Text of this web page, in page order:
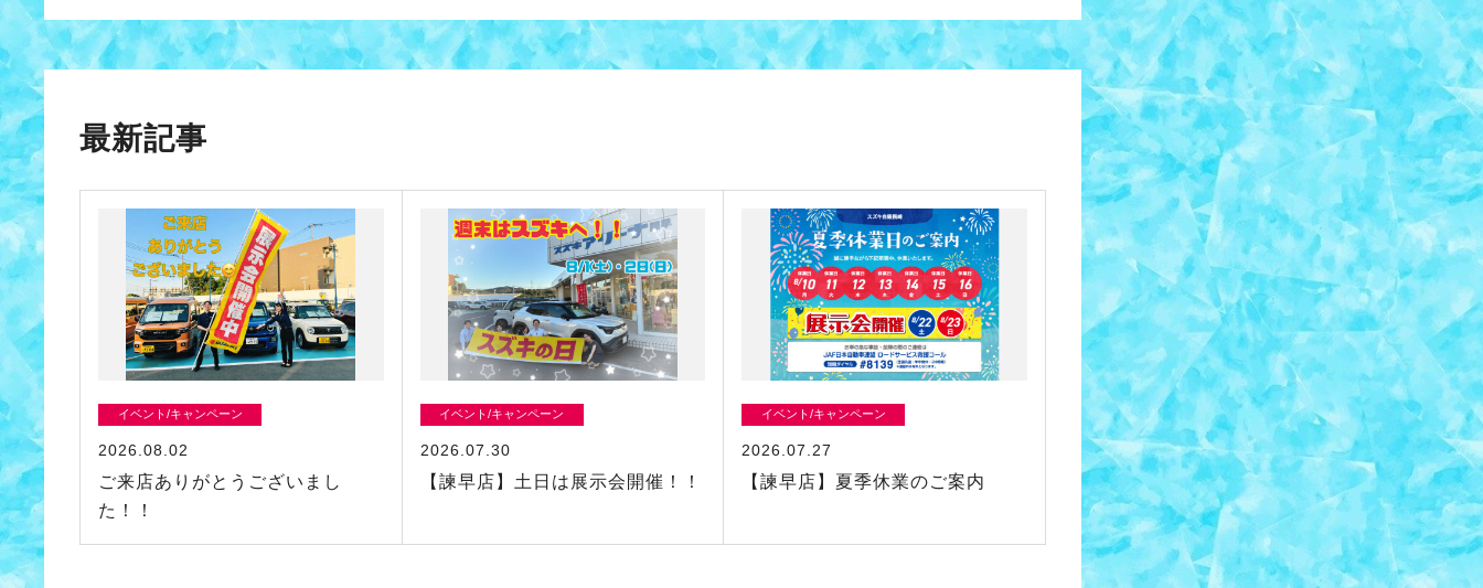
最新記事
イベント/キャンペーン
2026.08.02
ご来店ありがとうございまし
た！！
イベント/キャンペーン
2026.07.30
【諫早店】土日は展示会開催！！
イベント/キャンペーン
2026.07.27
【諫早店】夏季休業のご案内